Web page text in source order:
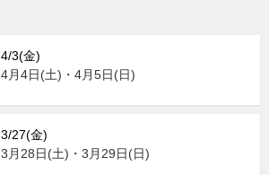
4/3(金)
4月4日(土)・4月5日(日)
3/27(金)
3月28日(土)・3月29日(日)